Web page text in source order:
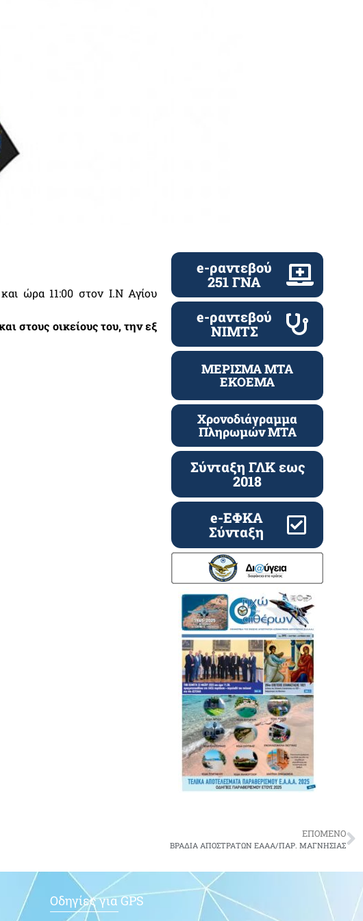
ώρα 11:00 στον Ι.Ν Αγίου
στους οικείους του, την εξ
e-ραντεβού
251 ΓΝΑ
e-ραντεβού
ΝΙΜΤΣ
ΜΕΡΙΣΜΑ ΜΤΑ
ΕΚΟΕΜΑ
Χρονοδιάγραμμα
Πληρωμών ΜΤΑ
Σύνταξη ΓΛΚ εως
2018
e-ΕΦΚΑ
Σύνταξη
ΕΠΟΜΕΝΟ
ΒΡΑΔΙΑ ΑΠΟΣΤΡΑΤΩΝ ΕΑΑΑ/ΠΑΡ. ΜΑΓΝΗΣΙΑΣ
Οδηγίες για GPS